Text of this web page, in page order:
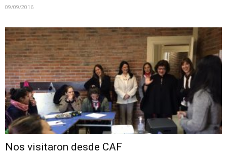
09/09/2016
Nos visitaron desde CAF